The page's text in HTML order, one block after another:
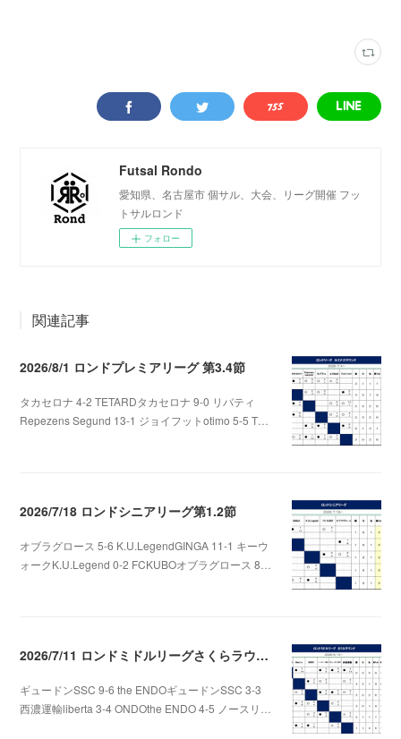
Futsal Rondo
愛知県、名古屋市 個サル、大会、リーグ開催 フッ
トサルロンド
フォロー
関連記事
2026/8/1 ロンドプレミアリーグ 第3.4節
タカセロナ 4-2 TETARDタカセロナ 9-0 リバティ
Repezens Segund 13-1 ジョイフットotimo 5-5 T…
2026/7/18 ロンドシニアリーグ第1.2節
オブラグロース 5-6 K.U.LegendGINGA 11-1 キーウ
ォークK.U.Legend 0-2 FCKUBOオブラグロース 8…
2026/7/11 ロンドミドルリーグさくらラウンド第3.4節
ギュードンSSC 9-6 the ENDOギュードンSSC 3-3
西濃運輸liberta 3-4 ONDOthe ENDO 4-5 ノースリ…